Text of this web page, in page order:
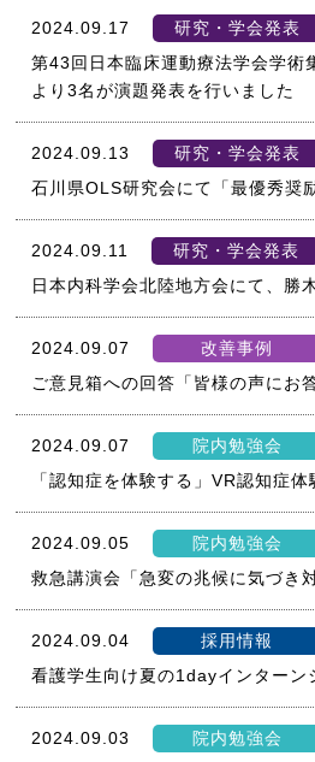
2024.09.17
研究・学会発表
第43回日本臨床運動療法学会学術
より3名が演題発表を行いました
2024.09.13
研究・学会発表
石川県OLS研究会にて「最優秀奨
2024.09.11
研究・学会発表
日本内科学会北陸地方会にて、勝
2024.09.07
改善事例
ご意見箱への回答「皆様の声にお
2024.09.07
院内勉強会
「認知症を体験する」VR認知症体
2024.09.05
院内勉強会
救急講演会「急変の兆候に気づき
2024.09.04
採用情報
看護学生向け夏の1dayインターン
2024.09.03
院内勉強会